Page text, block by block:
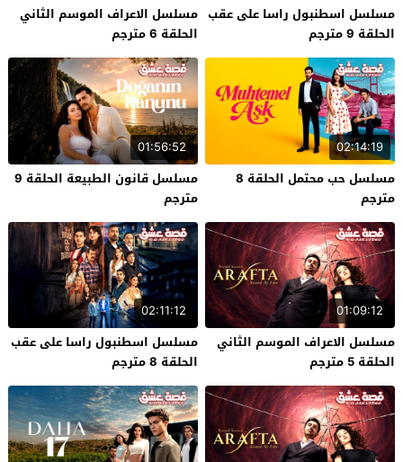
مسلسل اسطنبول راسا على عقب
الحلقة 9 مترجم
مسلسل الاعراف الموسم الثاني
الحلقة 6 مترجم
02:14:19
مسلسل حب محتمل الحلقة 8
مترجم
01:56:52
مسلسل قانون الطبيعة الحلقة 9
مترجم
01:09:12
مسلسل الاعراف الموسم الثاني
الحلقة 5 مترجم
02:11:12
مسلسل اسطنبول راسا على عقب
الحلقة 8 مترجم